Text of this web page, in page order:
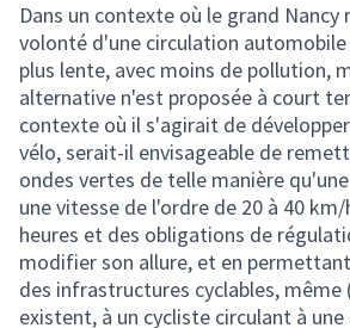
Dans un contexte où le grand Nancy
volonté d'une circulation
plus lente, avec moins de pollution,
alternative n'est proposée à court
contexte où il s'agirait de
vélo, serait-il envisageable de
ondes vertes de telle manière
une vitesse de l'ordre de 20 à 40
heures et des obligations de
modifier son allure, et en
des infrastructures cyclables,
existent, à un cycliste circulant à